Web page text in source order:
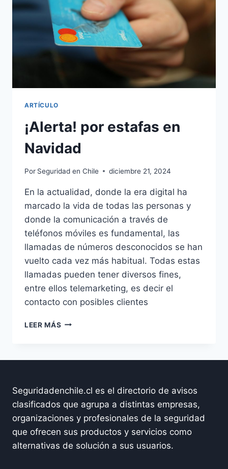
ARTÍCULO
¡Alerta! por estafas en
Navidad
Por Seguridad en Chile diciembre 21, 2024
En la actualidad, donde la era digital ha
marcado la vida de todas las personas y
donde la comunicación a través de
teléfonos móviles es fundamental, las
llamadas de números desconocidos se han
vuelto cada vez más habitual. Todas estas
llamadas pueden tener diversos fines,
entre ellos telemarketing, es decir el
contacto con posibles clientes
LEER MÁS ¡ALERTA!
Seguridadenchile.cl es el directorio de avisos
clasificados que agrupa a distintas empresas,
organizaciones y profesionales de la seguridad
que ofrecen sus productos y servicios como
alternativas de solución a sus usuarios.